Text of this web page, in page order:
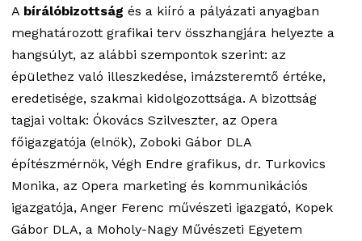
A bírálóbizottság és a kiíró a pályázati anyagban
meghatározott grafikai terv összhangjára helyezte a
hangsúlyt, az alábbi szempontok szerint: az
épülethez való illeszkedése, imázsteremtő értéke,
eredetisége, szakmai kidolgozottsága. A bizottság
tagjai voltak: Ókovács Szilveszter, az Opera
főigazgatója (elnök), Zoboki Gábor DLA
építészmérnök, Végh Endre grafikus, dr. Turkovics
Monika, az Opera marketing és kommunikációs
igazgatója, Anger Ferenc művészeti igazgató, Kopek
Gábor DLA, a Moholy-Nagy Művészeti Egyetem